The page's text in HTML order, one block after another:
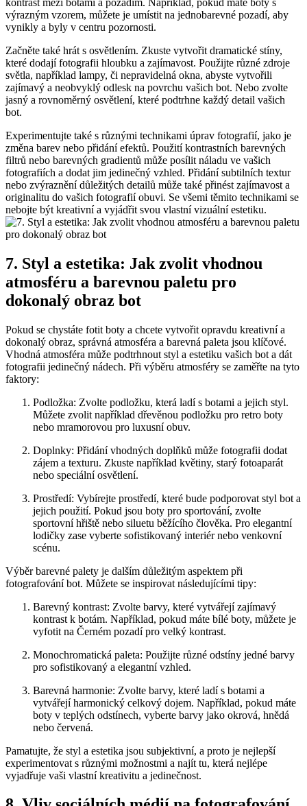
výrazným vzorem, můžete ‍je umístit ⁣na jednobarevné ⁢pozadí,‌ aby
vynikly a byly​ v centru pozornosti.
Začněte také hrát s‌ osvětlením. Zkuste vytvořit⁤ dramatické stíny,
které dodají fotografii hloubku ⁢a zajímavost. Použijte různé zdroje⁣
světla, například lampy,⁣ či nepravidelná okna, abyste vytvořili
zajímavý a ​neobvyklý odlesk ⁢na povrchu vašich bot. Nebo ⁢zvolte‌
jasný a rovnoměrný osvětlení, které⁢ podtrhne každý detail vašich
bot.
Experimentujte také s ⁤různými‍ technikami úprav‌ fotografií, ​jako je⁣
změna barev nebo přidání ‌efektů. Použití kontrastních barevných
filtrů nebo barevných gradientů může posílit⁣ náladu ve vašich
fotografiích a dodat jim jedinečný vzhled. ⁣Přidání subtilních textur⁤
nebo zvýraznění důležitých detailů může také přinést‌ zajímavost a
‌originalitu⁣ do vašich fotografií obuvi. Se všemi těmito technikami se
nebojte být kreativní a‌ vyjádřit svou vlastní vizuální estetiku.
7. Styl a estetika: Jak‍ zvolit vhodnou⁣
atmosféru‍ a⁣ barevnou paletu pro
dokonalý ‍obraz ‍bot
Pokud‍ se chystáte fotit ⁣boty​ a chcete vytvořit opravdu kreativní a
dokonalý obraz,‍ správná atmosféra‌ a barevná paleta jsou⁢ klíčové.
Vhodná atmosféra může podtrhnout styl a estetiku vašich⁣ bot a dát
fotografii jedinečný nádech. Při výběru atmosféry ​se zaměřte na tyto
faktory:
Podložka:⁢ Zvolte podložku, ​která ladí s botami ‌a ​jejich styl.
‌Můžete zvolit například‍ dřevěnou podložku pro retro ⁣boty
‌nebo mramorovou pro luxusní ‌obuv.
Doplnky: Přidání vhodných⁣ doplňků může fotografii dodat
zájem a texturu. Zkuste například květiny, starý fotoaparát
nebo speciální‍ osvětlení.
Prostředí: Vybírejte ⁢prostředí, ‌které bude podporovat​ styl bot a
jejich použití. Pokud jsou boty pro sportování, zvolte
sportovní hřiště nebo ⁤siluetu běžícího člověka. Pro elegantní
lodičky zase‍ vyberte sofistikovaný interiér‍ nebo venkovní
scénu.
Výběr barevné⁤ palety je⁤ dalším důležitým aspektem při
fotografování ⁤bot. Můžete se inspirovat následujícími tipy:
Barevný kontrast: ‍Zvolte barvy, které vytvářejí zajímavý
kontrast k botám. Například, pokud⁢ máte bílé boty, můžete je
vyfotit na ‍Černém pozadí pro velký kontrast.
Monochromatická paleta: Použijte různé odstíny jedné barvy
pro sofistikovaný a⁢ elegantní vzhled. ‍
Barevná⁤ harmonie: Zvolte barvy, které ladí s ‌botami a
vytvářejí harmonický celkový dojem. Například, pokud máte
boty v ⁣teplých odstínech, vyberte ​barvy jako okrová, hnědá
⁣nebo červená.
Pamatujte, že styl a estetika ‌jsou​ subjektivní, ⁤a proto je nejlepší
experimentovat s‍ různými možnostmi ⁢a najít tu, která nejlépe
vyjadřuje vaši ⁤vlastní kreativitu a jedinečnost.